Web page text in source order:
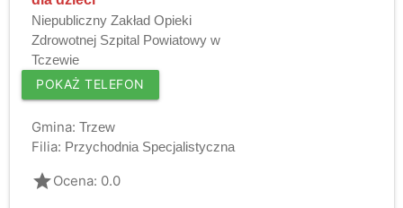
Niepubliczny Zakład Opieki
Zdrowotnej Szpital Powiatowy w
Tczewie
POKAŻ TELEFON
Gmina: Trzew
Filia: Przychodnia Specjalistyczna
gradeOcena: 0.0